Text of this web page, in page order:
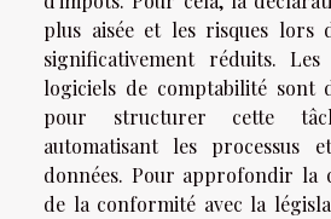
plus aisée et les risques lors
significativement réduits.
logiciels de comptabilité sont
pour structurer cette
automatisant les processus
données. Pour approfondir la
de la conformité avec la